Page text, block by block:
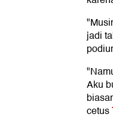
jadi
Aku
cetus